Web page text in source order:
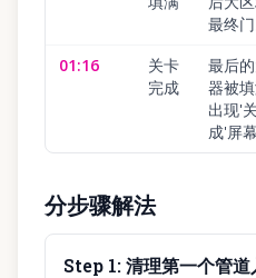
最终门
01:16
关卡
完成
最后
器被填
出现'
成'屏幕
分步骤解法
Step 1:清理第一个管道